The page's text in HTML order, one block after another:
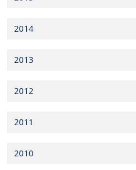
2014
2013
2012
2011
2010